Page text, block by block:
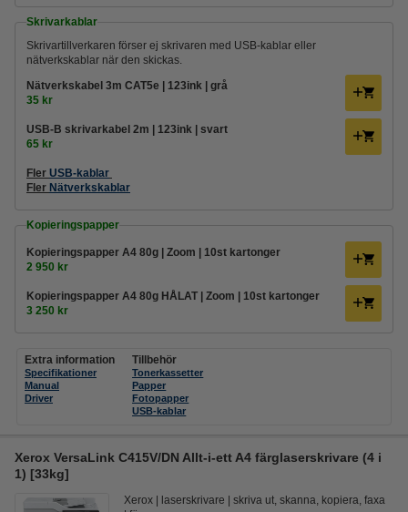
Skrivarkablar
Skrivartillverkaren förser ej skrivaren med USB-kablar eller
nätverkskablar när den skickas.
Nätverkskabel 3m CAT5e | 123ink | grå
35 kr
USB-B skrivarkabel 2m | 123ink | svart
65 kr
Fler USB-kablar
Fler Nätverkskablar
Kopieringspapper
Kopieringspapper A4 80g | Zoom | 10st kartonger
2 950 kr
Kopieringspapper A4 80g HÅLAT | Zoom | 10st kartonger
3 250 kr
Extra information
Specifikationer
Manual
Driver
Tillbehör
Tonerkassetter
Papper
Fotopapper
USB-kablar
Xerox VersaLink C415V/DN Allt-i-ett A4 färglaserskrivare (4 i
1) [33kg]
Xerox laserskrivare
skriva ut, skanna, kopiera, faxa